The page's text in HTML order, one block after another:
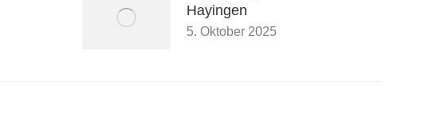
Hayingen
5. Oktober 2025